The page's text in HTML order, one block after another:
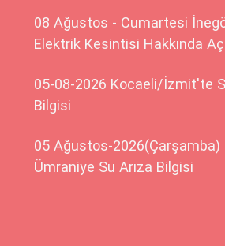
08 Ağustos - Cumartesi
Elektrik Kesintisi Hakkında
05-08-2026 Kocaeli/İzmit'te
Bilgisi
05 Ağustos-2026(Çarşamba)
Ümraniye Su Arıza Bilgisi